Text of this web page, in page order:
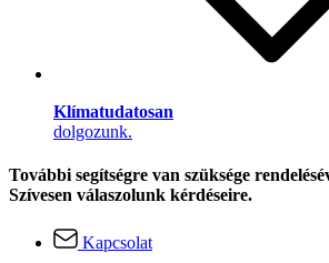
Klímatudatosan
dolgozunk.
További segítségre van szüksége
Szívesen válaszolunk kérdéseire.
Kapcsolat